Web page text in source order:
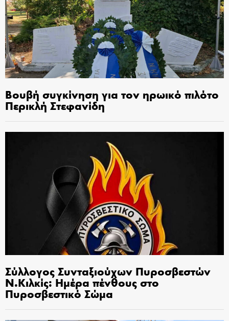
Βουβή συγκίνηση για τον ηρωικό πιλότο
Περικλή Στεφανίδη
Σύλλογος Συνταξιούχων Πυροσβεστών
Ν.Κιλκίς: Ημέρα πένθους στο
Πυροσβεστικό Σώμα